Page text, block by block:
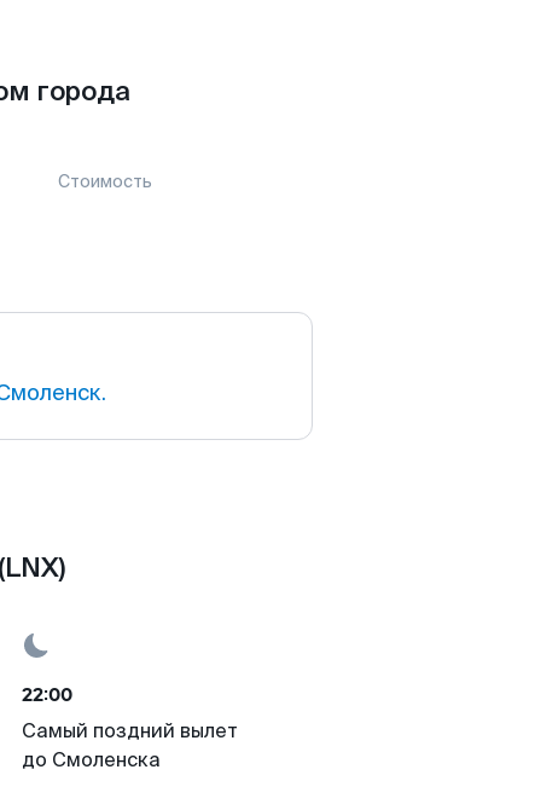
города
Стоимость
22:00
Самый поздний вылет
до Смоленска